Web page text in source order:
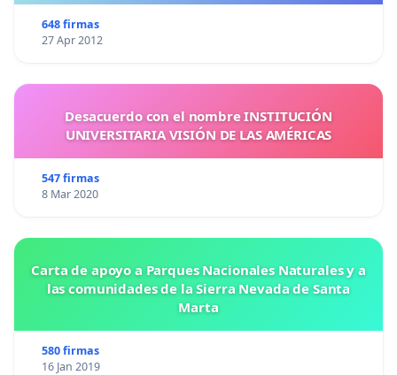
648 firmas
27 Apr 2012
Desacuerdo con el nombre INSTITUCIÓN
UNIVERSITARIA VISIÓN DE LAS AMÉRICAS
547 firmas
8 Mar 2020
Carta de apoyo a Parques Nacionales Naturales y a
las comunidades de la Sierra Nevada de Santa
Marta
580 firmas
16 Jan 2019